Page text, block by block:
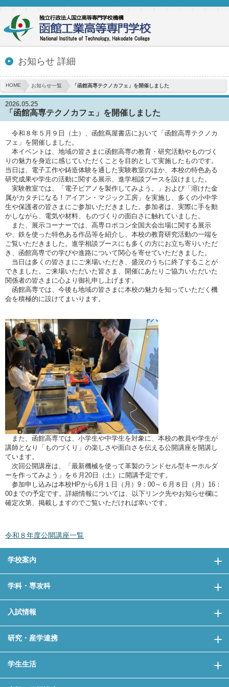
お知らせ 詳細
HOME お知らせ一覧 「函館高専テクノカフェ」を開催しました
2026.05.25
「函館高専テクノカフェ」を開催しました
令和８年５月９日（土）、函館蔦屋書店において「函館高専テクノカ
フェ」を開催しました。
本イベントは、地域の皆さまに函館高専の教育・研究活動やものづく
りの魅力を身近に感じていただくことを目的として実施したものです。
当日は、電子工作や鋳造体験を通した実験教室のほか、本校の特色ある
研究成果や学生の活動に関する展示、進学相談ブースを設けました。
実験教室では、「電子ピアノを製作してみよう。」および「溶けた金
属がカタチになる！アイアン・マジック工房」を実施し、多くの小中学
生や保護者の皆さまにご参加いただきました。参加者は、実際に手を動
かしながら、電気や材料、ものづくりの面白さに触れていました。
また、展示コーナーでは、高専ロボコン全国大会出場に関する展示
や、鉄を使った特色ある作品等を紹介し、本校の教育研究活動の一端を
ご覧いただきました。進学相談ブースにも多くの方にお立ち寄りいただ
き、函館高専での学びや進路について関心を寄せていただきました。
当日は多くの皆さまにご来場いただき、盛況のうちに終了することが
できました。ご来場いただいた皆さま、開催にあたりご協力いただいた
関係者の皆さまに心より御礼申し上げます。
函館高専では、今後も地域の皆さまに本校の魅力を知っていただく機
会を積極的に設けてまいります。
また、函館高専では、小学生や中学生を対象に、本校の教員や学生が
講師となり「ものづくり」の楽しさや面白さを伝える公開講座を開講し
ています。
次回公開講座は、「最新機械を使って革製のランドセル型キーホルダ
ーを作ってみよう」を６月20日（土）に開講予定です。
参加申し込みは本校HPから6月１日（月）9：00～６月８日（月）16：
00までの予定です。詳細情報については、以下リンク先やお知らせ欄に
確定次第、掲載しますのでご覧いただければ幸いです。
令和８年度公開講座一覧
学校案内
学科・専攻科
入試情報
研究・産学連携
学生生活